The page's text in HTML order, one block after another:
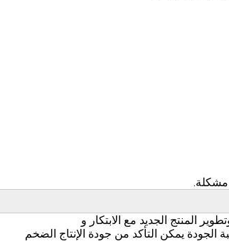
المنتج الجديد مع الابتكار و